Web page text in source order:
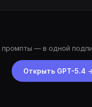
промпты — в одной
Открыть GPT-5.4